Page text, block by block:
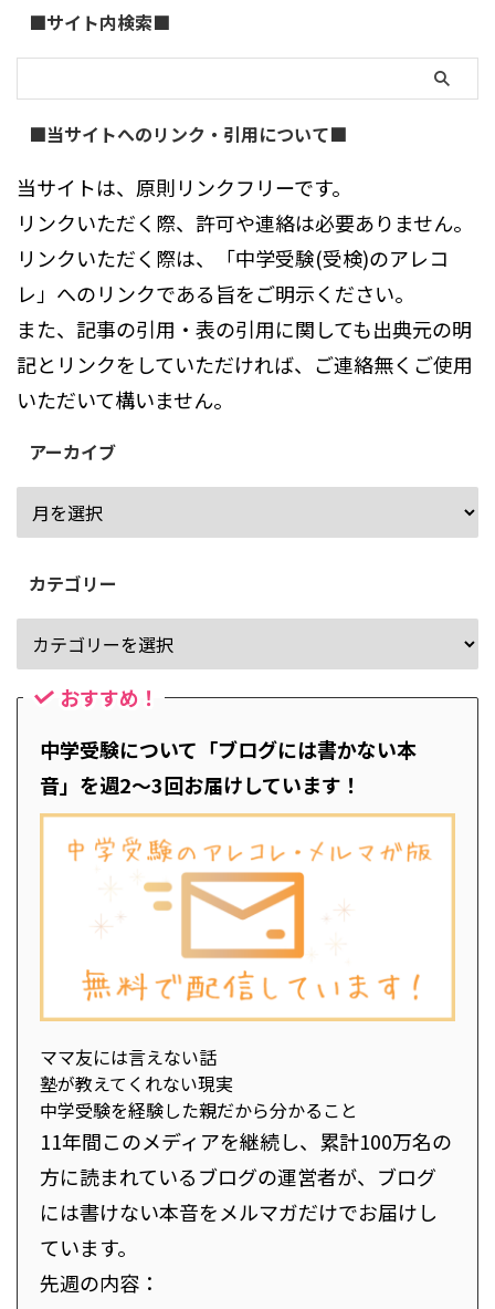
■サイト内検索■
■当サイトへのリンク・引用について■
当サイトは、原則リンクフリーです。
リンクいただく際、許可や連絡は必要ありません。
リンクいただく際は、「中学受験(受検)のアレコ
レ」へのリンクである旨をご明示ください。
また、記事の引用・表の引用に関しても出典元の明
記とリンクをしていただければ、ご連絡無くご使用
いただいて構いません。
アーカイブ
カテゴリー
おすすめ！
中学受験について「ブログには書かない本
音」を週2～3回お届けしています！
ママ友には言えない話
塾が教えてくれない現実
中学受験を経験した親だから分かること
11年間このメディアを継続し、累計100万名の
方に読まれているブログの運営者が、ブログ
には書けない本音をメルマガだけでお届けし
ています。
先週の内容：